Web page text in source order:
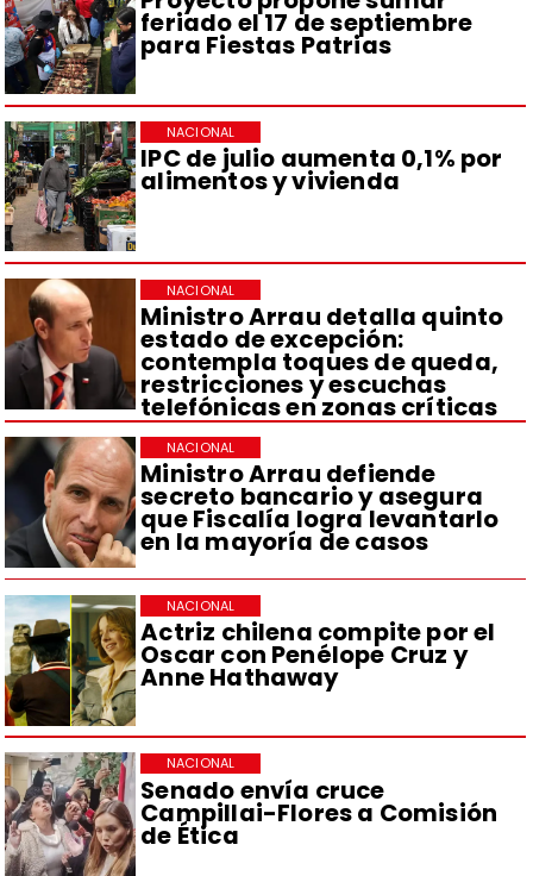
feriado el 17 de septiembre
para Fiestas Patrias
IPC de julio aumenta 0,1% por
alimentos y vivienda
NACIONAL
Ministro Arrau detalla quinto
estado de excepción:
contempla toques de queda,
restricciones y escuchas
telefónicas en zonas críticas
NACIONAL
Ministro Arrau defiende
secreto bancario y asegura
que Fiscalía logra levantarlo
en la mayoría de casos
NACIONAL
Actriz chilena compite por el
Oscar con Penélope Cruz y
Anne Hathaway
NACIONAL
Senado envía cruce
Campillai-Flores a Comisión
de Ética
NACIONAL